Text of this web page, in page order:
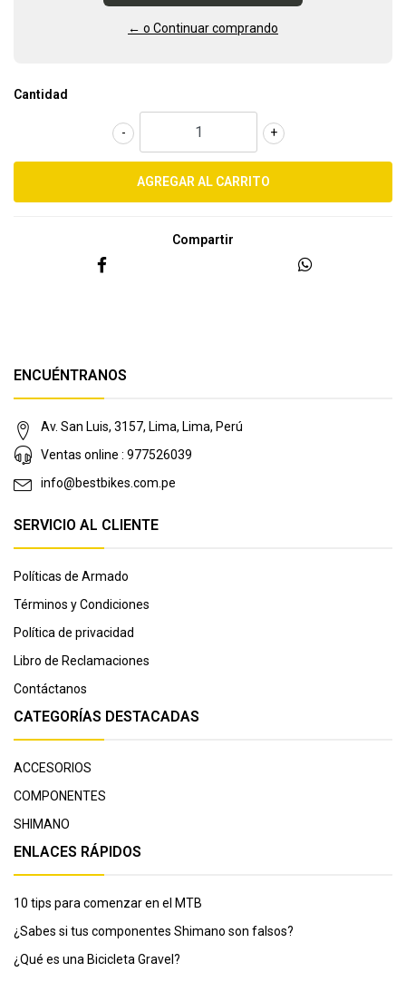
← o Continuar comprando
Cantidad
+
-
Compartir
ENCUÉNTRANOS
Av. San Luis, 3157, Lima, Lima, Perú
Ventas online : 977526039
info@bestbikes.com.pe
SERVICIO AL CLIENTE
Políticas de Armado
Términos y Condiciones
Política de privacidad
Libro de Reclamaciones
Contáctanos
CATEGORÍAS DESTACADAS
ACCESORIOS
COMPONENTES
SHIMANO
ENLACES RÁPIDOS
10 tips para comenzar en el MTB
¿Sabes si tus componentes Shimano son falsos?
¿Qué es una Bicicleta Gravel?